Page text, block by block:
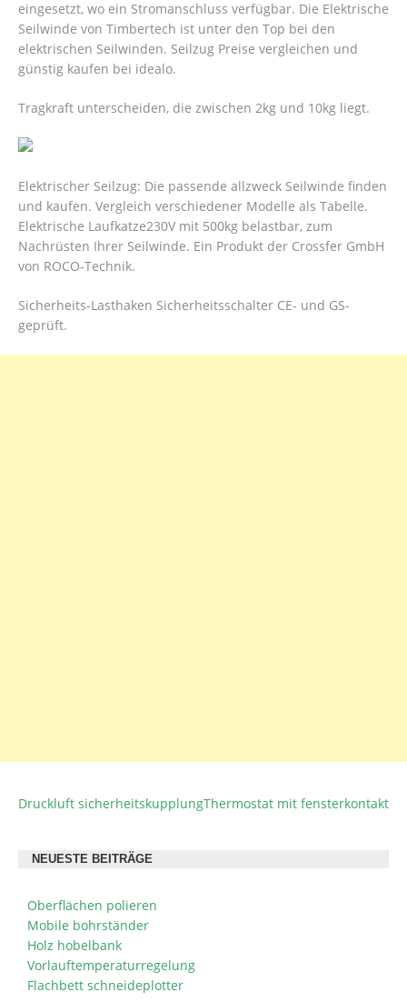
eingesetzt, wo ein Stromanschluss verfügbar. Die Elektrische
Seilwinde von Timbertech ist unter den Top bei den
elektrischen Seilwinden. Seilzug Preise vergleichen und
günstig kaufen bei idealo.
Tragkraft unterscheiden, die zwischen 2kg und 10kg liegt.
Elektrischer Seilzug: Die passende allzweck Seilwinde finden
und kaufen. Vergleich verschiedener Modelle als Tabelle.
Elektrische Laufkatze230V mit 500kg belastbar, zum
Nachrüsten Ihrer Seilwinde. Ein Produkt der Crossfer GmbH
von ROCO-Technik.
Sicherheits-Lasthaken Sicherheitsschalter CE- und GS-
geprüft.
BEITRAGSNAVIGATION
Druckluft sicherheitskupplungThermostat mit fensterkontakt
NEUESTE BEITRÄGE
Oberflächen polieren
Mobile bohrständer
Holz hobelbank
Vorlauftemperaturregelung
Flachbett schneideplotter